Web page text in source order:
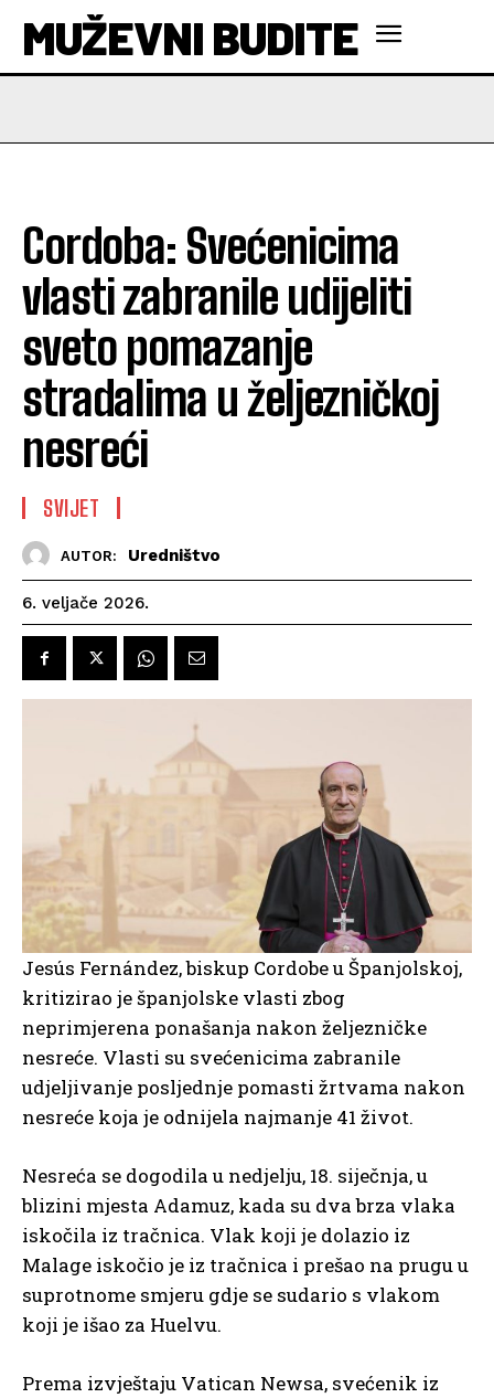
MUŽEVNI BUDITE
Cordoba: Svećenicima
vlasti zabranile udijeliti
sveto pomazanje
stradalima u željezničkoj
nesreći
SVIJET
AUTOR: Uredništvo
6. veljače 2026.
Jesús Fernández, biskup Cordobe u Španjolskoj,
kritizirao je španjolske vlasti zbog
neprimjerena ponašanja nakon željezničke
nesreće. Vlasti su svećenicima zabranile
udjeljivanje posljednje pomasti žrtvama nakon
nesreće koja je odnijela najmanje 41 život.
Nesreća se dogodila u nedjelju, 18. siječnja, u
blizini mjesta Adamuz, kada su dva brza vlaka
iskočila iz tračnica. Vlak koji je dolazio iz
Malage iskočio je iz tračnica i prešao na prugu u
suprotnome smjeru gdje se sudario s vlakom
koji je išao za Huelvu.
Prema izvještaju Vatican Newsa, svećenik iz